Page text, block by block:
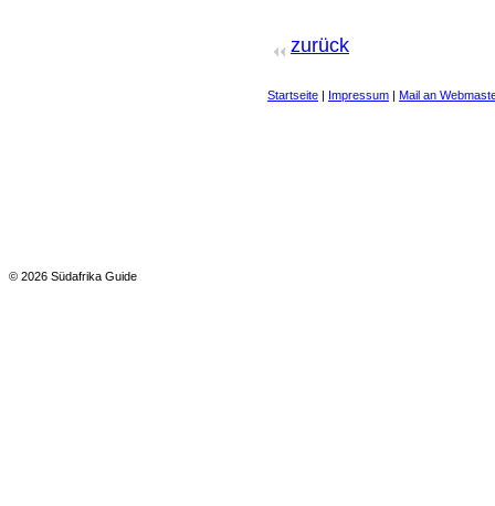
zurück
Startseite Impressum Mail an
© 2026 Südafrika Guide